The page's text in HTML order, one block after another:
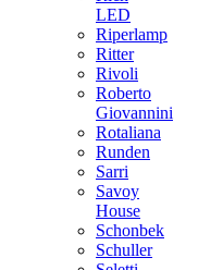
LED
Riperlamp
Ritter
Rivoli
Roberto
Giovannini
Rotaliana
Runden
Sarri
Savoy
House
Schonbek
Schuller